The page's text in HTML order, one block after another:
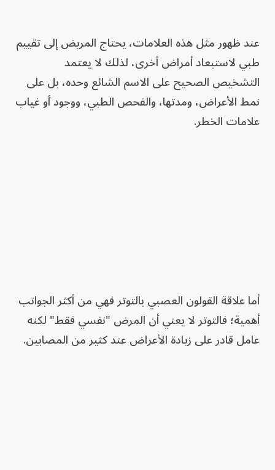
عند ظهور مثل هذه العلامات، يحتاج المريض إلى تقييم
طبي لاستبعاد أمراض أخرى، لذلك لا يعتمد
التشخيص الصحيح على الاسم الشائع وحده، بل على
نمط الأعراض، ومدتها، والفحص الطبي، ووجود أو غياب
علامات الخطر.
أما علاقة القولون العصبي بالتوتر فهي من أكثر الجوانب
أهمية؛ فالتوتر لا يعني أن المرض "نفسي فقط" لكنه
عامل قادر على زيادة الأعراض عند كثير من المصابين.